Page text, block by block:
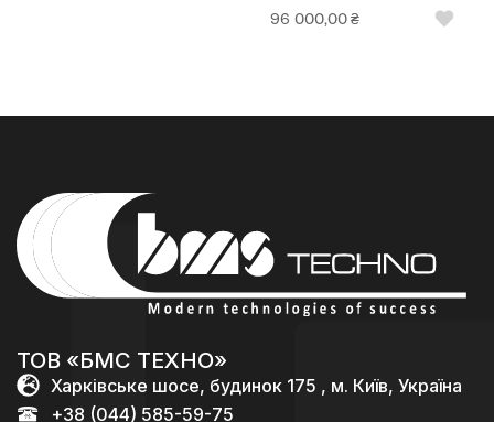
96 000,00₴
ТОВ «БМС ТЕХНО»
Харківське шосе, будинок 175 , м. Київ, Україна
+38 (044) 585-59-75